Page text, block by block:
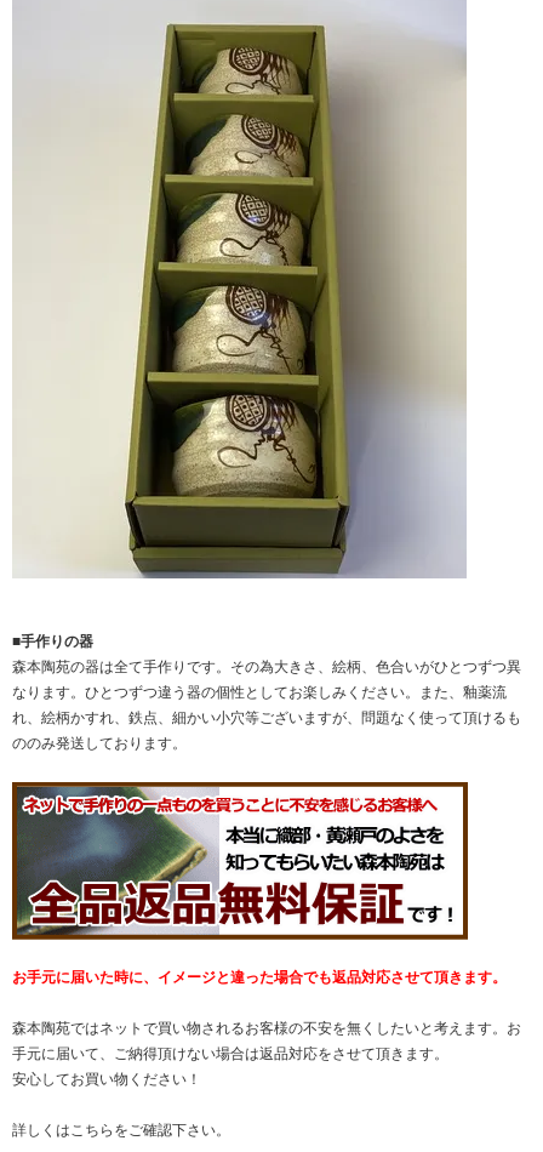
■手作りの器
森本陶苑の器は全て手作りです。その為大きさ、絵柄、色合いがひとつずつ異
なります。ひとつずつ違う器の個性としてお楽しみください。また、釉薬流
れ、絵柄かすれ、鉄点、細かい小穴等ございますが、問題なく使って頂けるも
ののみ発送しております。
お手元に届いた時に、イメージと違った場合でも返品対応させて頂きます。
森本陶苑ではネットで買い物されるお客様の不安を無くしたいと考えます。お
手元に届いて、ご納得頂けない場合は返品対応をさせて頂きます。
安心してお買い物ください！
詳しくは こちら をご確認下さい。